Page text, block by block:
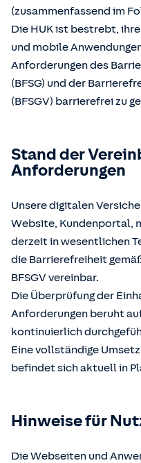
(zusammenfassend im
Die HUK ist bestrebt,
und mobile
Anforderungen des
(BFSG) und der
(BFSGV) barrierefrei zu
Stand der
Anforderungen
Unsere digitalen
Website, Kundenportal,
derzeit in wesentlichen
die Barrierefreiheit
BFSGV vereinbar.
Die Überprüfung der
Anforderungen beruht
kontinuierlich
Eine vollständige
befindet sich aktuell in
Hinweise für
Die Webseiten und